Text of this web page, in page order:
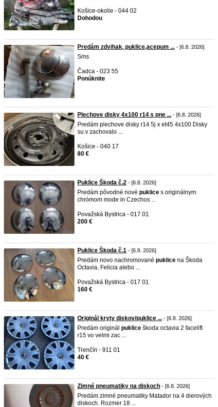
Košice-okolie - 044 02
Dohodou
Predám zdvihak, puklice,acepum ... - [6.8. 2026]
Sms
Čadca - 023 55
Ponúknite
Plechove disky 4x100 r14 s pne ... - [6.8. 2026]
Predám plechove disky r14 5j x et45 4x100 Disky
su v zachovalo ...
Košice - 040 17
80 €
Puklice Škoda č.2 - [6.8. 2026]
Predám pôvodné nové puklice s originálnym
chrómom mode in Czechos ...
Považská Bystrica - 017 01
200 €
Puklice Škoda č.1 - [6.8. 2026]
Predám novo nachromované puklice na Škoda
Octavia, Felicia alebo ...
Považská Bystrica - 017 01
160 €
Originál kryty diskov/puklice ... - [6.8. 2026]
Predám originál puklice škoda octavia 2 facelift
r15 vo velmi zac ...
Trenčín - 911 01
40 €
Zimné pneumatiky na diskoch - [6.8. 2026]
Predám zimné pneumatiky Matador na 4 dierových
diskoch. Rozmer 18 ...